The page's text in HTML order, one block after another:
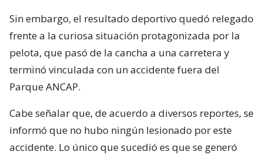
Sin embargo, el resultado deportivo quedó relegado
frente a la curiosa situación protagonizada por la
pelota, que pasó de la cancha a una carretera y
terminó vinculada con un accidente fuera del
Parque ANCAP.
Cabe señalar que, de acuerdo a diversos reportes, se
informó que no hubo ningún lesionado por este
accidente. Lo único que sucedió es que se generó